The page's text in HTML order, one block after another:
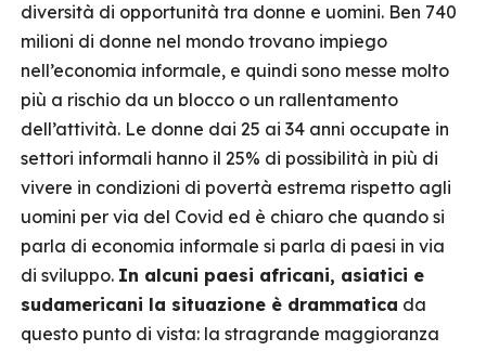
diversità di opportunità tra donne e uomini. Ben 740
milioni di donne nel mondo trovano impiego
nell’economia informale, e quindi sono messe molto
più a rischio da un blocco o un rallentamento
dell’attività. Le donne dai 25 ai 34 anni occupate in
settori informali hanno il 25% di possibilità in più di
vivere in condizioni di povertà estrema rispetto agli
uomini per via del Covid ed è chiaro che quando si
parla di economia informale si parla di paesi in via
di sviluppo. In alcuni paesi africani, asiatici e
sudamericani la situazione è drammatica da
questo punto di vista: la stragrande maggioranza